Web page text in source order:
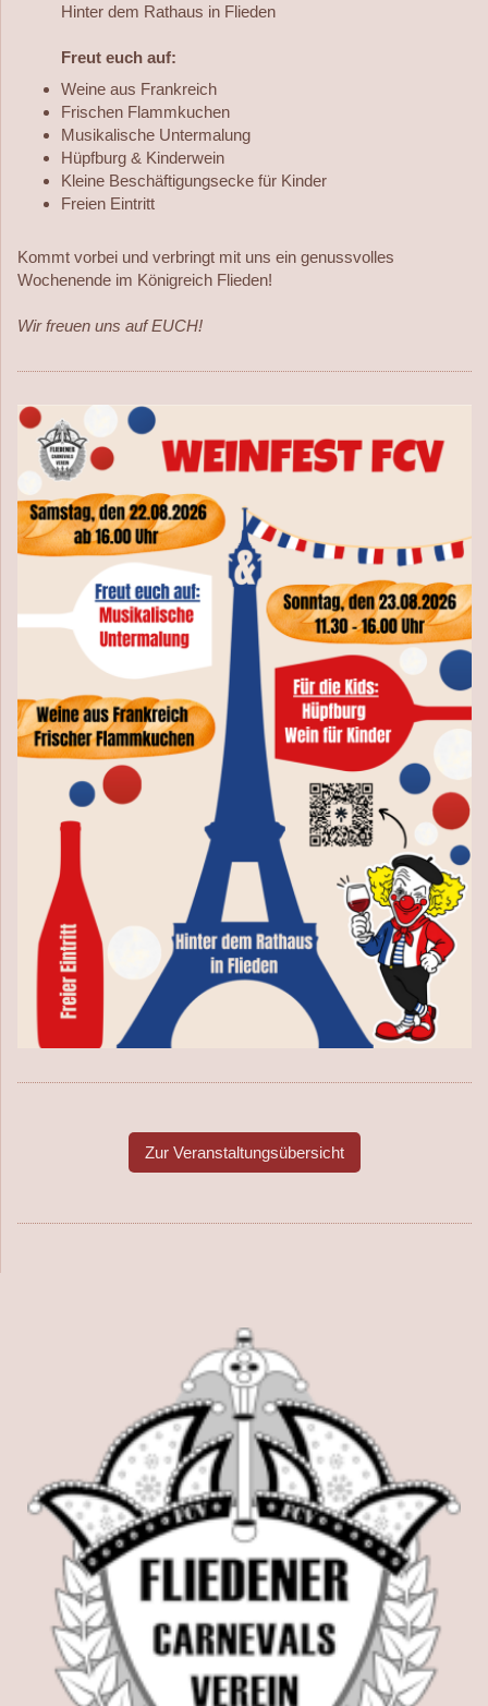
Hinter dem Rathaus in Flieden
Freut euch auf:
Weine aus Frankreich
Frischen Flammkuchen
Musikalische Untermalung
Hüpfburg & Kinderwein
Kleine Beschäftigungsecke für Kinder
Freien Eintritt
Kommt vorbei und verbringt mit uns ein genussvolles
Wochenende im Königreich Flieden!
Wir freuen uns auf EUCH!
Zur Veranstaltungsübersicht